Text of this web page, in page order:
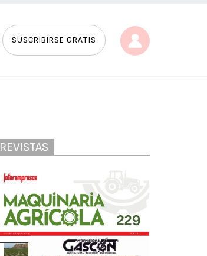
SUSCRIBIRSE GRATIS
REVISTAS